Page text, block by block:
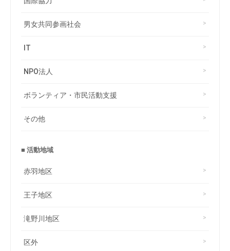
男女共同参画社会
IT
NPO法人
ボランティア・市民活動支援
その他
■ 活動地域
赤羽地区
王子地区
滝野川地区
区外